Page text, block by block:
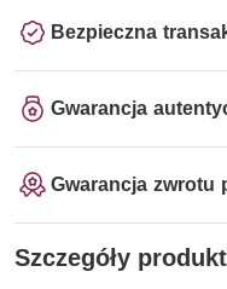
Bezpieczna
Gwarancja
Gwarancja zwrotu
Szczegóły